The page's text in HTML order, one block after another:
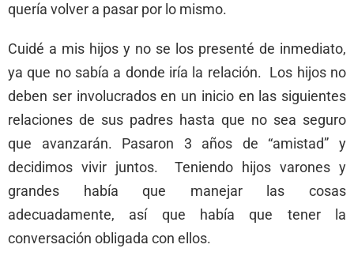
quería volver a pasar por lo mismo.
Cuidé a mis hijos y no se los presenté de inmediato,
ya que no sabía a donde iría la relación. Los hijos no
deben ser involucrados en un inicio en las siguientes
relaciones de sus padres hasta que no sea seguro
que avanzarán. Pasaron 3 años de “amistad” y
decidimos vivir juntos. Teniendo hijos varones y
grandes había que manejar las cosas
adecuadamente, así que había que tener la
conversación obligada con ellos.